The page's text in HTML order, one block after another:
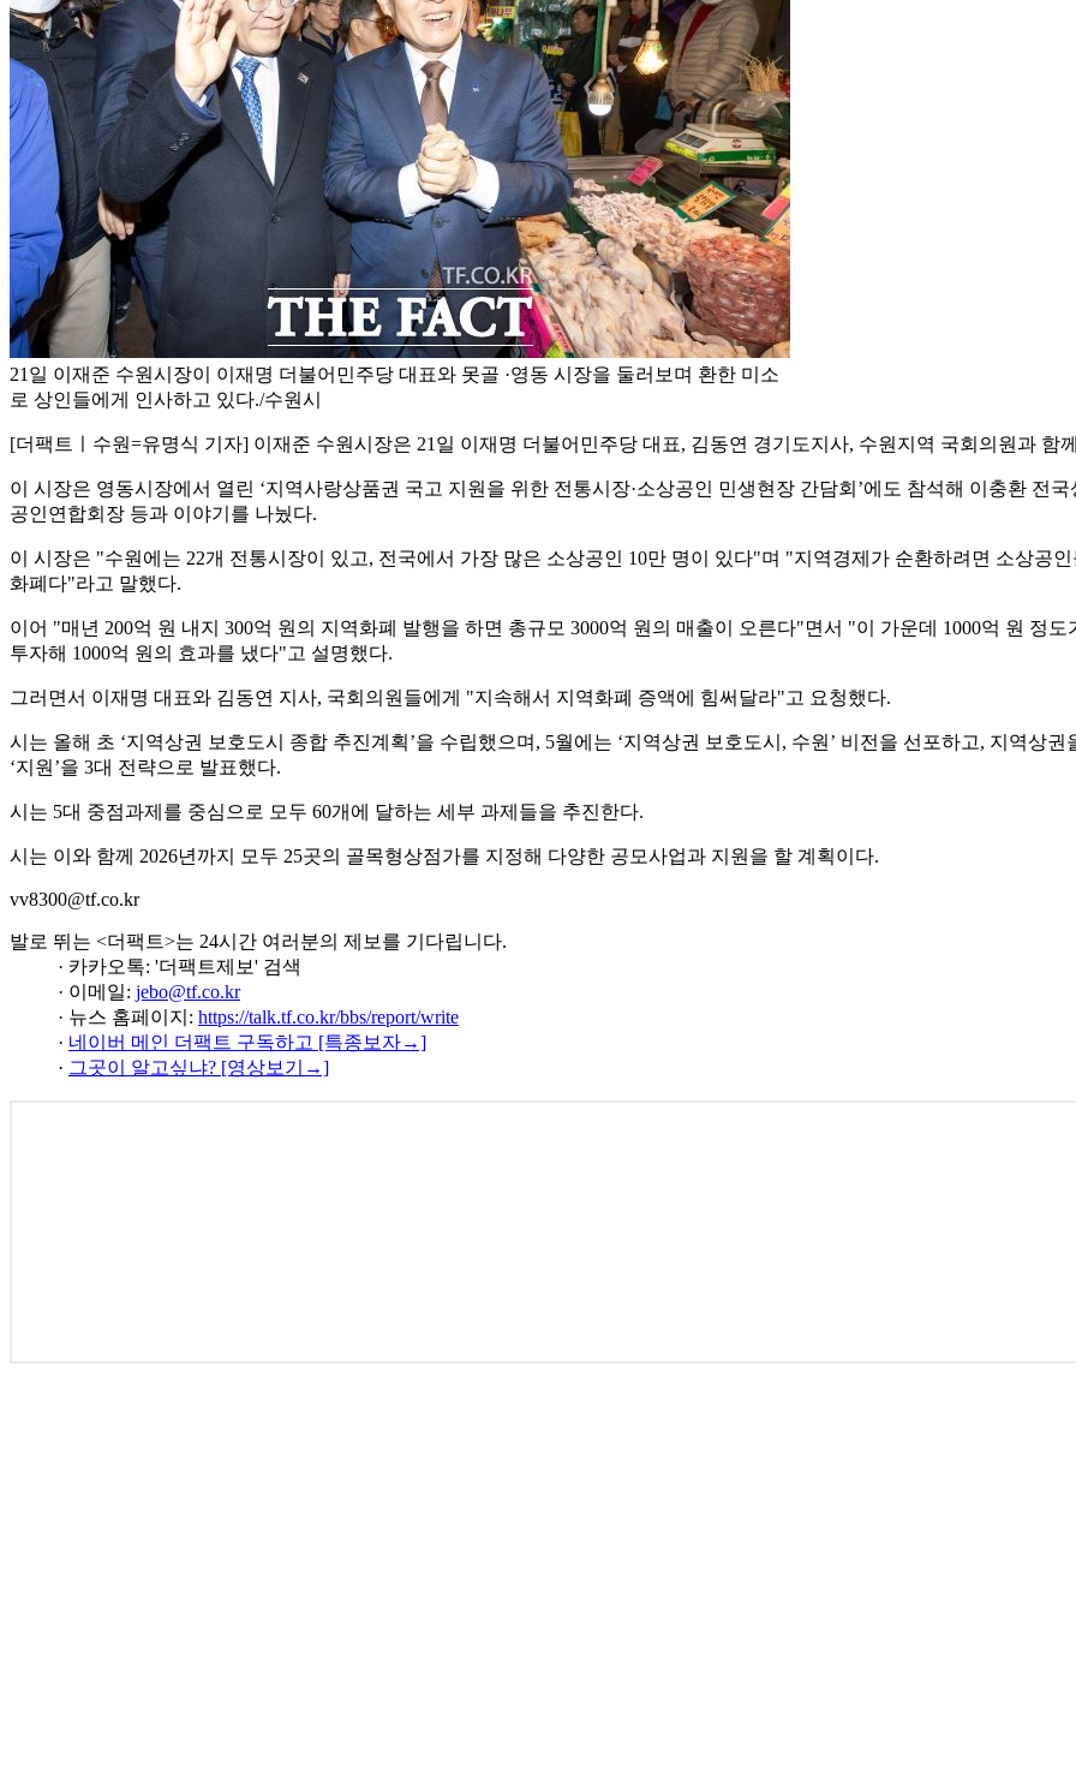
21일 이재준 수원시장이 이재명 더불어민주당 대표와 못골 ·영동 시장을 둘러보며 환한 미소
로 상인들에게 인사하고 있다./수원시
[더팩트ㅣ수원=유명식 기자] 이재준 수원시장은 21일 이재명 더불어민주당 대표, 김동연 경기도지사, 수원지역 국회의원과 함
이 시장은 영동시장에서 열린 ‘지역사랑상품권 국고 지원을 위한 전통시장·소상공인 민생현장 간담회’에도 참석해 이충환 전
공인연합회장 등과 이야기를 나눴다.
이 시장은 "수원에는 22개 전통시장이 있고, 전국에서 가장 많은 소상공인 10만 명이 있다"며 "지역경제가 순환하려면 소상공
화폐다"라고 말했다.
이어 "매년 200억 원 내지 300억 원의 지역화폐 발행을 하면 총규모 3000억 원의 매출이 오른다"면서 "이 가운데 1000억 원 정
투자해 1000억 원의 효과를 냈다"고 설명했다.
그러면서 이재명 대표와 김동연 지사, 국회의원들에게 "지속해서 지역화폐 증액에 힘써달라"고 요청했다.
시는 올해 초 ‘지역상권 보호도시 종합 추진계획’을 수립했으며, 5월에는 ‘지역상권 보호도시, 수원’ 비전을 선포하고, 지역상권
‘지원’을 3대 전략으로 발표했다.
시는 5대 중점과제를 중심으로 모두 60개에 달하는 세부 과제들을 추진한다.
시는 이와 함께 2026년까지 모두 25곳의 골목형상점가를 지정해 다양한 공모사업과 지원을 할 계획이다.
vv8300@tf.co.kr
발로 뛰는 <더팩트>는 24시간 여러분의 제보를 기다립니다.
· 카카오톡: '더팩트제보' 검색
· 이메일: jebo@tf.co.kr
· 뉴스 홈페이지: https://talk.tf.co.kr/bbs/report/write
· 네이버 메인 더팩트 구독하고 [특종보자→]
· 그곳이 알고싶냐? [영상보기→]